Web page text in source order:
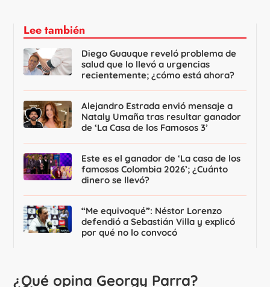
Lee también
Diego Guauque reveló problema de
salud que lo llevó a urgencias
recientemente; ¿cómo está ahora?
Alejandro Estrada envió mensaje a
Nataly Umaña tras resultar ganador
de ‘La Casa de los Famosos 3’
Este es el ganador de ‘La casa de los
famosos Colombia 2026’; ¿Cuánto
dinero se llevó?
“Me equivoqué”: Néstor Lorenzo
defendió a Sebastián Villa y explicó
por qué no lo convocó
¿Qué opina Georgy Parra?